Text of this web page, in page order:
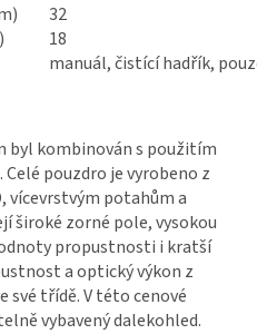
32
18
manuál, čistící hadřík,
byl kombinován s použitím
pouzdro je vyrobeno z
vícevrstvým potahům a
široké zorné pole, vysokou
propustnosti i kratší
a optický výkon z
své třídě. V této cenové
vybavený dalekohled.